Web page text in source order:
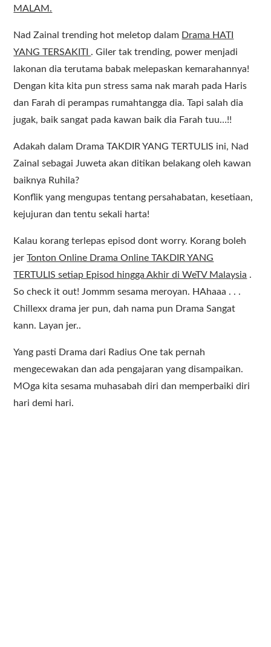
MALAM.
Nad Zainal trending hot meletop dalam Drama HATI
YANG TERSAKITI . Giler tak trending, power menjadi
lakonan dia terutama babak melepaskan kemarahannya!
Dengan kita kita pun stress sama nak marah pada Haris
dan Farah di perampas rumahtangga dia. Tapi salah dia
jugak, baik sangat pada kawan baik dia Farah tuu…!!
Adakah dalam Drama TAKDIR YANG TERTULIS ini, Nad
Zainal sebagai Juweta akan ditikan belakang oleh kawan
baiknya Ruhila?
Konflik yang mengupas tentang persahabatan, kesetiaan,
kejujuran dan tentu sekali harta!
Kalau korang terlepas episod dont worry. Korang boleh
jerTonton Online Drama Online TAKDIR YANG
TERTULIS setiap Episod hingga Akhir di WeTV Malaysia .
So check it out! Jommm sesama meroyan. HAhaaa . . .
Chillexx drama jer pun, dah nama pun Drama Sangat
kann. Layan jer..
Yang pasti Drama dari Radius One tak pernah
mengecewakan dan ada pengajaran yang disampaikan.
MOga kita sesama muhasabah diri dan memperbaiki diri
hari demi hari.